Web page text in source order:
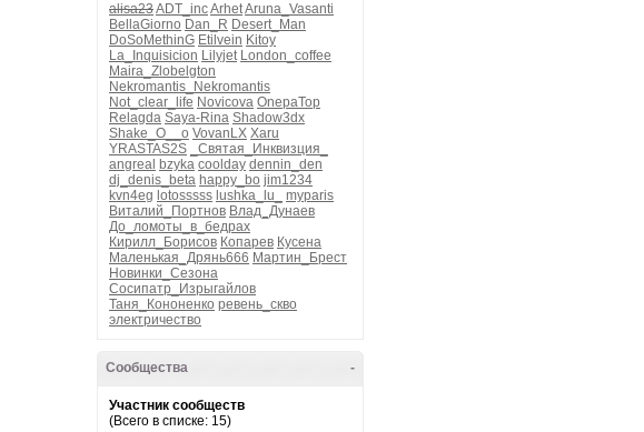
alisa23ADT_incArhetAruna_Vasanti
BellaGiorno Dan_R Desert_Man
DoSoMethinG Etilvein Kitoy
La_Inquisicion Lilyjet London_coffee
Maira_Zlobelgton
Nekromantis_Nekromantis
Not_clear_life Novicova OnepaTop
Relagda Saya-Rina Shadow3dx
Shake_O__o VovanLX Xaru
YRASTAS2S
_Святая_Инквизция_
angreal bzyka coolday dennin_den
dj_denis_beta happy_bo jim1234
kvn4eg lotosssss lushka_lu_
myparis
Виталий_Портнов Влад_Дунаев
До_ломоты_в_бедрах
Кирилл_Борисов Копарев Кусена
Маленькая_Дрянь666 Мартин_Брест
Новинки_Сезона
Сосипатр_Изрыгайлов
Таня_Кононенко ревень_скво
электричество
-
Сообщества
Участник сообществ
(Всего в списке: 15)